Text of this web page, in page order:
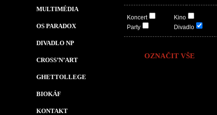
MULTIMÉDIA
OS PARADOX
DIVADLO NP
CROSS’N’ART
GHETTOLLEGE
BIOKÁF
KONTAKT
Koncert
Party
Kino
Divadlo
OZNAČIT VŠE